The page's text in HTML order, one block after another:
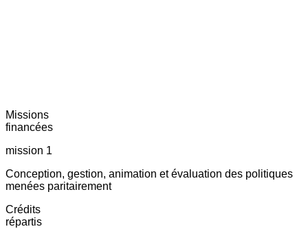
Missions
financées
mission 1
Conception, gestion, animation et évaluation des politiques
menées paritairement
Crédits
répartis